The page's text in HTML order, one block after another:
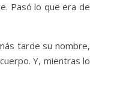
Pasó lo que era de
tarde su nombre,
Y, mientras lo